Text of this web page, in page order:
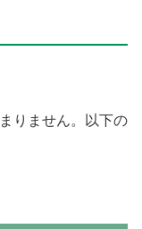
りません。以下の